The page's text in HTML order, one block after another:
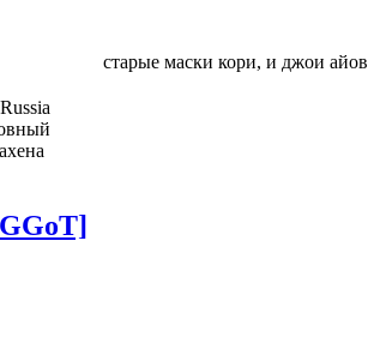
старые маски кори, и джои